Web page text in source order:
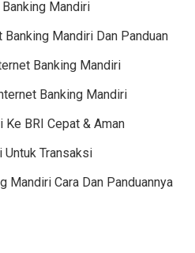
Mandiri
Mandiri Dan Panduan
Banking Mandiri
Banking Mandiri
Ke BRI Cepat & Aman
Transaksi
Mandiri Cara Dan Panduannya